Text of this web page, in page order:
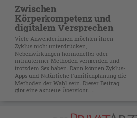
Zwischen
Körperkompetenz und
digitalem Versprechen
Viele Anwenderinnen möchten ihren
Zyklus nicht unterdrücken,
Nebenwirkungen hormoneller oder
intrauteriner Methoden vermeiden und
trotzdem Sex haben. Dann können Zyklus-
Apps und Natürliche Familienplanung die
Methoden der Wahl sein. Dieser Beitrag
gibt eine aktuelle Übersicht. ...